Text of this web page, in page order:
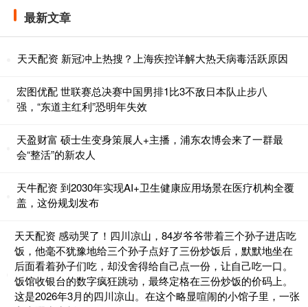
最新文章
天天配资 新冠冲上热搜？上海疾控详解大热天病毒活跃原因
宏图优配 世联赛总决赛中国男排1比3不敌日本队止步八
强，“东道主红利”恐明年失效
天盈财富 硕士生变身策展人+主播，浦东农博会来了一群最
会“整活”的新农人
天牛配资 到2030年实现AI+卫生健康应用场景在医疗机构全覆
盖，这份规划发布
天天配资 感动哭了！四川凉山，84岁爷爷带着三个孙子进店吃
饭，他毫不犹豫地给三个孙子点好了三份炒饭后，默默地坐在
后面看着孙子们吃，却没舍得给自己点一份，让自己吃一口。
饭馆收银台的数字疯狂跳动，最终定格在三份炒饭的价码上。
这是2026年3月的四川凉山。在这个略显喧闹的小馆子里，一张